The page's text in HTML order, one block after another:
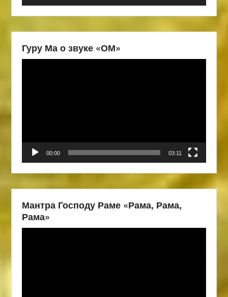
Гуру Ма о звуке «ОМ»
00:00 03:11
Мантра Господу Раме «Рама, Рама,
Рама»